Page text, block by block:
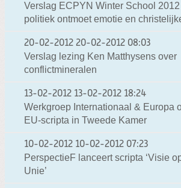
Verslag ECPYN Winter School
politiek ontmoet emotie en
20-02-2012 20-02-2012 08:03
Verslag lezing Ken Matthysens over
conflictmineralen
13-02-2012 13-02-2012 18:24
Werkgroep Internationaal & Europa
EU-scripta in Tweede Kamer
10-02-2012 10-02-2012 07:23
PerspectieF lanceert scripta ‘Visie
Unie’